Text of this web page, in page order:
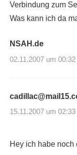
Verbindung zum
Was kann ich da
NSAH.de
02.11.2007 um
15.11.2007 um
Hey ich habe